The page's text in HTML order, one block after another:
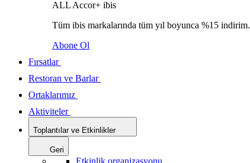
ALL Accor+ ibis
Tüm ibis markalarında tüm yıl boyunca %15 indirim.
Abone Ol
Fırsatlar
Restoran ve Barlar
Ortaklarımız
Aktiviteler
Toplantılar ve Etkinlikler
Geri
Etkinlik organizasyonu